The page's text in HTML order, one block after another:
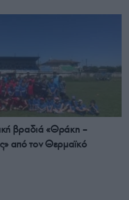
βραδιά «Θράκη –
από τον Θερμαϊκό